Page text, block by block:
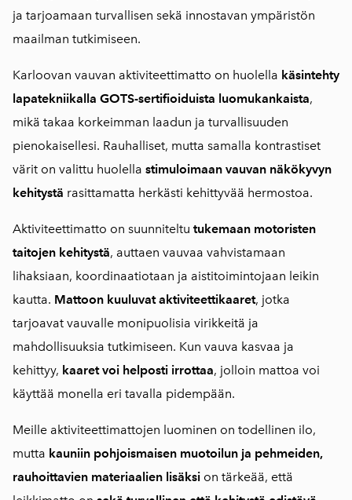
ja tarjoamaan turvallisen sekä innostavan ympäristön
maailman tutkimiseen.
Karloovan vauvan aktiviteettimatto on huolella käsintehty
lapatekniikalla GOTS-sertifioiduista luomukankaista,
mikä takaa korkeimman laadun ja turvallisuuden
pienokaisellesi. Rauhalliset, mutta samalla kontrastiset
värit on valittu huolella stimuloimaan vauvan näkökyvyn
kehitystä rasittamatta herkästi kehittyvää hermostoa.
Aktiviteettimatto on suunniteltu tukemaan motoristen
taitojen kehitystä, auttaen vauvaa vahvistamaan
lihaksiaan, koordinaatiotaan ja aistitoimintojaan leikin
kautta. Mattoon kuuluvat aktiviteettikaaret, jotka
tarjoavat vauvalle monipuolisia virikkeitä ja
mahdollisuuksia tutkimiseen. Kun vauva kasvaa ja
kehittyy, kaaret voi helposti irrottaa, jolloin mattoa voi
käyttää monella eri tavalla pidempään.
Meille aktiviteettimattojen luominen on todellinen ilo,
mutta kauniin pohjoismaisen muotoilun ja pehmeiden,
rauhoittavien materiaalien lisäksi on tärkeää, että